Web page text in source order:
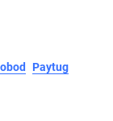
Paytug